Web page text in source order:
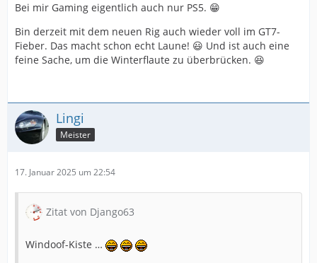
Bei mir Gaming eigentlich auch nur PS5. 😁
Bin derzeit mit dem neuen Rig auch wieder voll im GT7-
Fieber. Das macht schon echt Laune! 😃 Und ist auch eine
feine Sache, um die Winterflaute zu überbrücken. 😆
Lingi
Meister
17. Januar 2025 um 22:54
Zitat von Django63
Windoof-Kiste …